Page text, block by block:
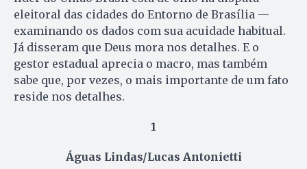
eleitoral das cidades do Entorno de Brasília —
examinando os dados com sua acuidade habitual.
Já disseram que Deus mora nos detalhes. E o
gestor estadual aprecia o macro, mas também
sabe que, por vezes, o mais importante de um fato
reside nos detalhes.
1
Águas Lindas/Lucas Antonietti